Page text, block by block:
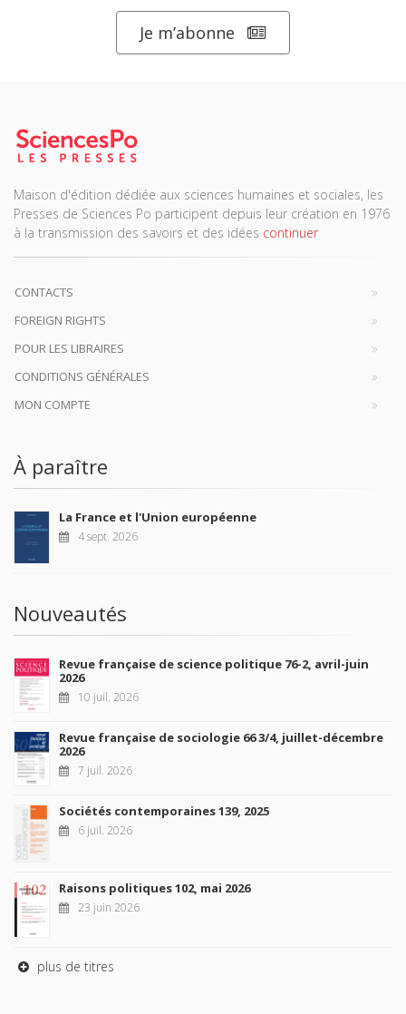
Je m’abonne
Maison d'édition dédiée aux sciences humaines et sociales, les
Presses de Sciences Po participent depuis leur création en 1976
à la transmission des savoirs et des idées continuer
CONTACTS
FOREIGN RIGHTS
POUR LES LIBRAIRES
CONDITIONS GÉNÉRALES
MON COMPTE
À paraître
La France et l'Union européenne
4 sept. 2026
Nouveautés
Revue française de science politique 76-2, avril-juin
2026
10 juil. 2026
Revue française de sociologie 66 3/4, juillet-décembre
2026
7 juil. 2026
Sociétés contemporaines 139, 2025
6 juil. 2026
Raisons politiques 102, mai 2026
23 juin 2026
plus de titres